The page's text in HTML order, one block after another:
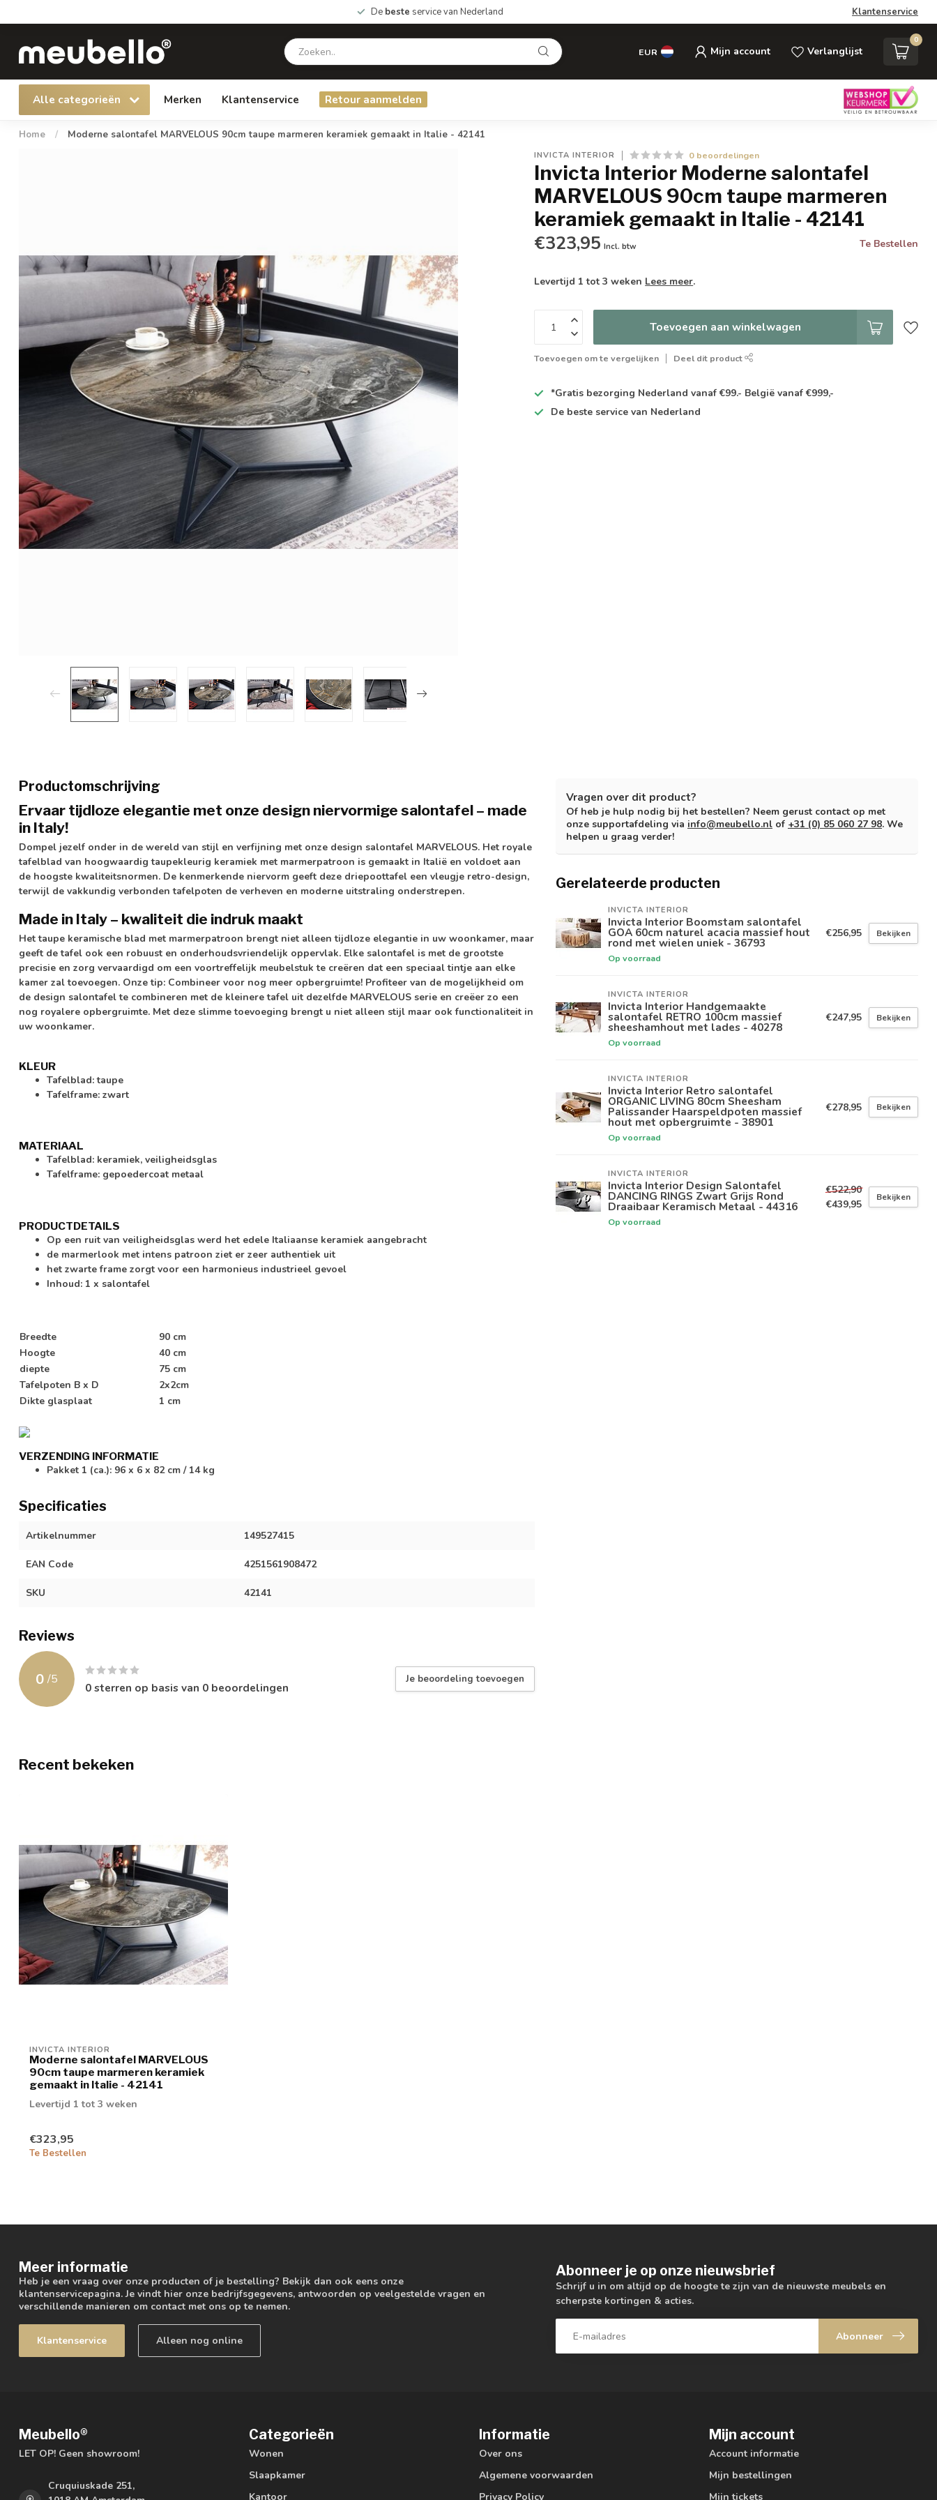
De beste service van Nederland Klantenservice
EUR Mijn account Verlanglijst
0
Alle categorieën Merken Klantenservice Retour aanmelden
Home / Moderne salontafel MARVELOUS 90cm taupe marmeren keramiek gemaakt in Italie - 42141
INVICTA INTERIOR 0 beoordelingen
Invicta Interior Moderne salontafel
MARVELOUS 90cm taupe marmeren
keramiek gemaakt in Italie - 42141
€323,95 Incl. btw Te Bestellen
Levertijd 1 tot 3 weken Lees meer.
Toevoegen aan winkelwagen
Toevoegen om te vergelijken Deel dit product
*Gratis bezorging Nederland vanaf €99.- België vanaf €999,-
De beste service van Nederland
Productomschrijving
Ervaar tijdloze elegantie met onze design niervormige salontafel – made
in Italy!
Dompel jezelf onder in de wereld van stijl en verfijning met onze design salontafel MARVELOUS. Het royale
tafelblad van hoogwaardig taupekleurig keramiek met marmerpatroon is gemaakt in Italië en voldoet aan
de hoogste kwaliteitsnormen. De kenmerkende niervorm geeft deze driepoottafel een vleugje retro-design,
terwijl de vakkundig verbonden tafelpoten de verheven en moderne uitstraling onderstrepen.
Made in Italy – kwaliteit die indruk maakt
Het taupe keramische blad met marmerpatroon brengt niet alleen tijdloze elegantie in uw woonkamer, maar
geeft de tafel ook een robuust en onderhoudsvriendelijk oppervlak. Elke salontafel is met de grootste
precisie en zorg vervaardigd om een voortreffelijk meubelstuk te creëren dat een speciaal tintje aan elke
kamer zal toevoegen. Onze tip: Combineer voor nog meer opbergruimte! Profiteer van de mogelijkheid om
de design salontafel te combineren met de kleinere tafel uit dezelfde MARVELOUS serie en creëer zo een
nog royalere opbergruimte. Met deze slimme toevoeging brengt u niet alleen stijl maar ook functionaliteit in
uw woonkamer.
KLEUR
Tafelblad: taupe
Tafelframe: zwart
MATERIAAL
Tafelblad: keramiek, veiligheidsglas
Tafelframe: gepoedercoat metaal
PRODUCTDETAILS
Op een ruit van veiligheidsglas werd het edele Italiaanse keramiek aangebracht
de marmerlook met intens patroon ziet er zeer authentiek uit
het zwarte frame zorgt voor een harmonieus industrieel gevoel
Inhoud: 1 x salontafel
Breedte
90 cm
Hoogte
40 cm
diepte
75 cm
Tafelpoten B x D
2x2cm
Dikte glasplaat
1 cm
VERZENDING INFORMATIE
Pakket 1 (ca.): 96 x 6 x 82 cm / 14 kg
Specificaties
Artikelnummer 149527415
EAN Code 4251561908472
SKU 42141
Reviews
0 /5
0sterren op basis van 0 beoordelingen
Je beoordeling toevoegen
Vragen over dit product?
Of heb je hulp nodig bij het bestellen? Neem gerust contact op met
onze supportafdeling via info@meubello.nl of +31 (0) 85 060 27 98. We
helpen u graag verder!
Gerelateerde producten
INVICTA INTERIOR
Invicta Interior Boomstam salontafel
GOA 60cm naturel acacia massief hout
rond met wielen uniek - 36793
Op voorraad
€256,95 Bekijken
INVICTA INTERIOR
Invicta Interior Handgemaakte
salontafel RETRO 100cm massief
sheeshamhout met lades - 40278
Op voorraad
€247,95 Bekijken
INVICTA INTERIOR
Invicta Interior Retro salontafel
ORGANIC LIVING 80cm Sheesham
Palissander Haarspeldpoten massief
hout met opbergruimte - 38901
Op voorraad
€278,95 Bekijken
INVICTA INTERIOR
Invicta Interior Design Salontafel
DANCING RINGS Zwart Grijs Rond
Draaibaar Keramisch Metaal - 44316
Op voorraad
€522,90
€439,95
Bekijken
Recent bekeken
INVICTA INTERIOR
Moderne salontafel MARVELOUS
90cm taupe marmeren keramiek
gemaakt in Italie - 42141
Levertijd 1 tot 3 weken
€323,95
Te Bestellen
Meer informatie
Heb je een vraag over onze producten of je bestelling? Bekijk dan ook eens onze
klantenservicepagina. Je vindt hier onze bedrijfsgegevens, antwoorden op veelgestelde vragen en
verschillende manieren om contact met ons op te nemen.
Klantenservice Alleen nog online
Abonneer je op onze nieuwsbrief
Schrijf u in om altijd op de hoogte te zijn van de nieuwste meubels en
scherpste kortingen & acties.
Abonneer
Meubello®
LET OP! Geen showroom!
Cruquiuskade 251,
Categorieën
Wonen
Slaapkamer
Kantoor
Informatie
Over ons
Algemene voorwaarden
Privacy Policy
Mijn account
Account informatie
Mijn bestellingen
Mijn tickets